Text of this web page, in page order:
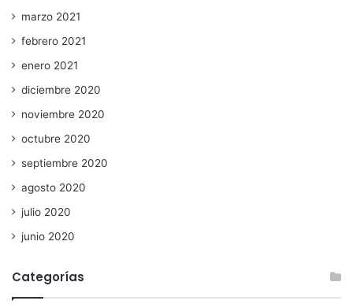
marzo 2021
febrero 2021
enero 2021
diciembre 2020
noviembre 2020
octubre 2020
septiembre 2020
agosto 2020
julio 2020
junio 2020
Categorías